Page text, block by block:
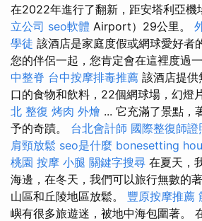
在2022年進行了翻新，距安塔利亞機
立公司 seo軟體 Airport）29公里。
學徒 該酒店是家庭度假或網球愛好者
您的伴侶一起，您肯定會在這裡度過
中整脊 台中按摩排毒推薦 該酒店提供
口的食物和飲料，22個網球場，幻燈
北 整復 烤肉 外燴 ... 它充滿了景點，
予的奇蹟。 台北會計師 國際整復師證
肩頸放鬆 seo是什麼 bonesetting
桃園 按摩 小腿 關鍵字搜尋 在夏天，
海邊，在冬天，我們可以旅行無數的
山區和丘陵地區放鬆。 豐原按摩推薦
嶼有很多旅遊迷，被地中海包圍著。